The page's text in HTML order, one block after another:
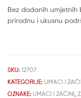
Bez dodanih umjetnih
prirodnu i ukusnu
SKU: 12707
KATEGORIJE: UMACI I
OZNAKE: UMACI I ZAČINI